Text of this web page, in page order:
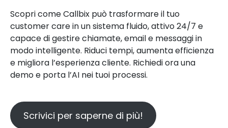
Scopri come Callbix può trasformare il tuo
customer care in un sistema fluido, attivo 24/7 e
capace di gestire chiamate, email e messaggi in
modo intelligente. Riduci tempi, aumenta efficienza
e migliora l’esperienza cliente. Richiedi ora una
demo e porta l’AI nei tuoi processi.
Scrivici per saperne di più!